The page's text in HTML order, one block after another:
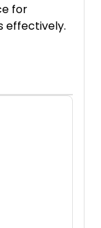
for
effectively.